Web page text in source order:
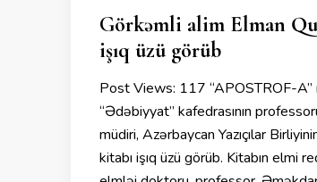
Görkəmli alim Elman
işıq üzü görüb
Post Views: 117 “APOSTROF-
“Ədəbiyyat” kafedrasının
müdiri, Azərbaycan Yazıçılar
kitabı işıq üzü görüb. Kitabın elmi